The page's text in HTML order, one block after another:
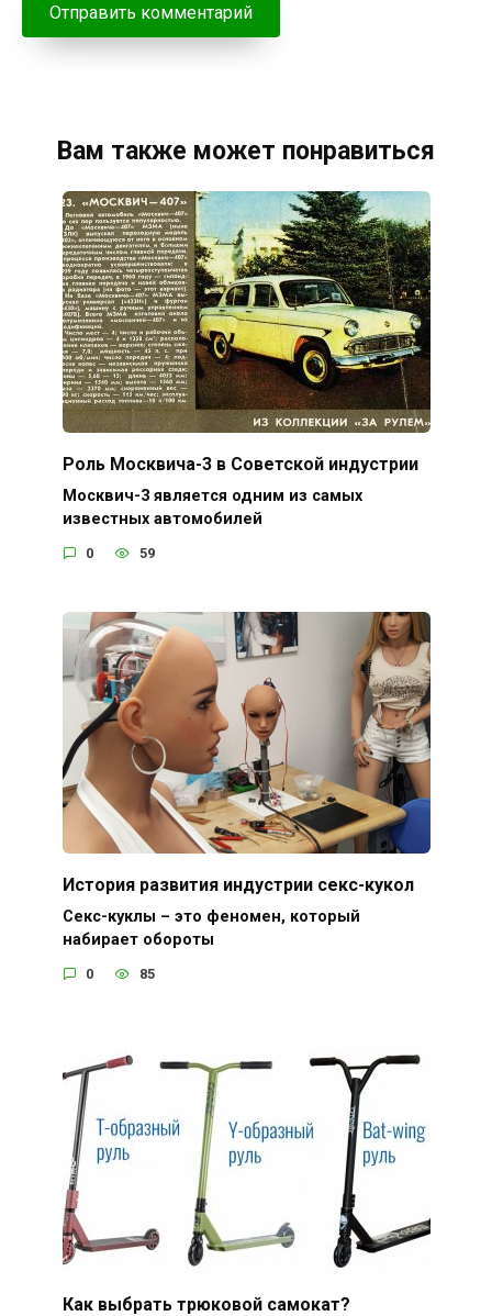
Вам также может понравиться
Роль Москвича-3 в Советской индустрии
Москвич-3 является одним из самых
известных автомобилей
0 59
История развития индустрии секс-кукол
Секс-куклы – это феномен, который
набирает обороты
0 85
Как выбрать трюковой самокат?